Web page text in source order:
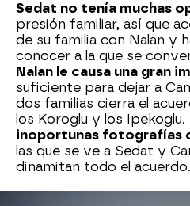
Sedat no tenía muchas
presión familiar, así que
de su familia con Nalan y
conocer a la que se
Nalan le causa una gran
suficiente para dejar a
dos familias cierra el
los Koroglu y los Ipekoglu.
inoportunas fotografías
las que se ve a Sedat y
dinamitan todo el acuerdo.